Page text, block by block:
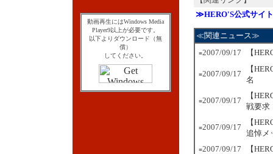
動画再生にはWindows Media
Player9以上が必要です。
以下よりダウンロード（無
償）
してください。
≫HERO'S公式サイト
≪関連ニュース≫
■2007/09/17 【
■2007/09/17
【
名
■2007/09/17
【
戦要求
■2007/09/17
【
追悼メ
■2007/09/17 【